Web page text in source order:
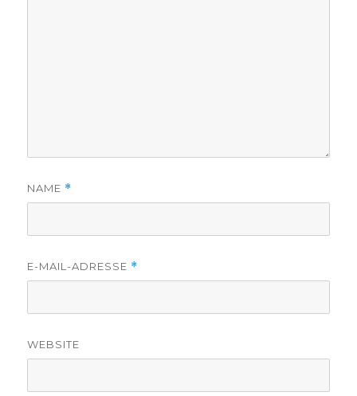
NAME *
E-MAIL-ADRESSE *
WEBSITE